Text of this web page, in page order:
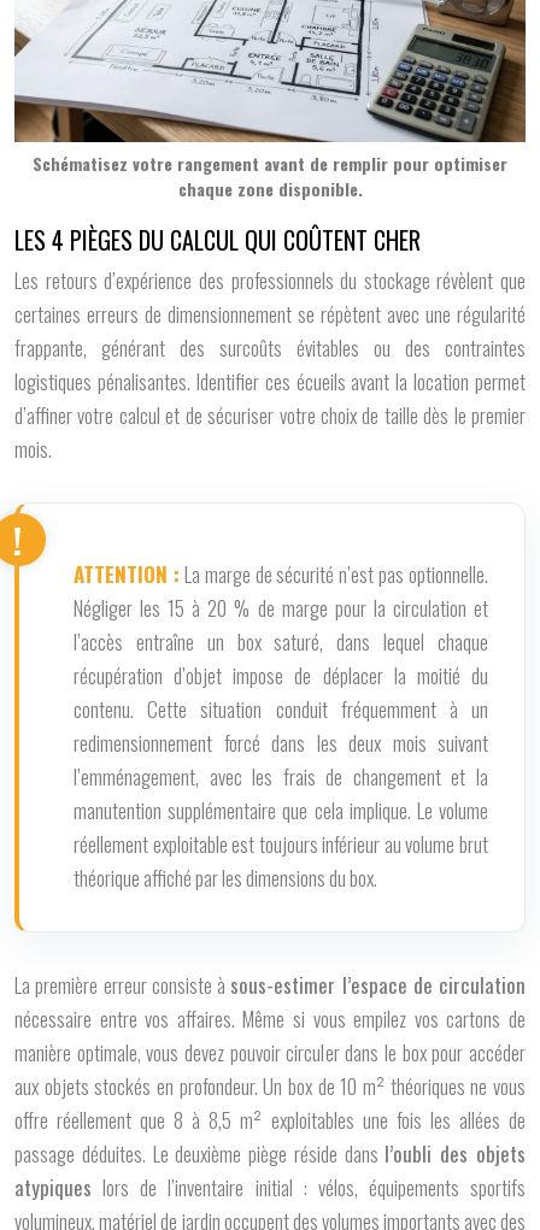
Schématisez votre rangement avant de remplir pour optimiser
chaque zone disponible.
LES 4 PIÈGES DU CALCUL QUI COÛTENT CHER
Les retours d’expérience des professionnels du stockage révèlent que
certaines erreurs de dimensionnement se répètent avec une régularité
frappante, générant des surcoûts évitables ou des contraintes
logistiques pénalisantes. Identifier ces écueils avant la location permet
d’affiner votre calcul et de sécuriser votre choix de taille dès le premier
mois.
ATTENTION : La marge de sécurité n’est pas optionnelle.
Négliger les15 à 20 % de marge pour la circulation et
l’accès entraîne un box saturé, dans lequel chaque
récupération d’objet impose de déplacer la moitié du
contenu. Cette situation conduit fréquemment à un
redimensionnement forcé dans les deux mois suivant
l’emménagement, avec les frais de changement et la
manutention supplémentaire que cela implique. Le volume
réellement exploitable est toujours inférieur au volume brut
théorique affiché par les dimensions du box.
La première erreur consiste à sous-estimer l’espace de circulation
nécessaire entre vos affaires. Même si vous empilez vos cartons de
manière optimale, vous devez pouvoir circuler dans le box pour accéder
aux objets stockés en profondeur. Un box de 10 m² théoriques ne vous
offre réellement que 8 à 8,5 m² exploitables une fois les allées de
passage déduites. Le deuxième piège réside dans l’oubli des objets
atypiques lors de l’inventaire initial : vélos, équipements sportifs
volumineux, matériel de jardin occupent des volumes importants avec des